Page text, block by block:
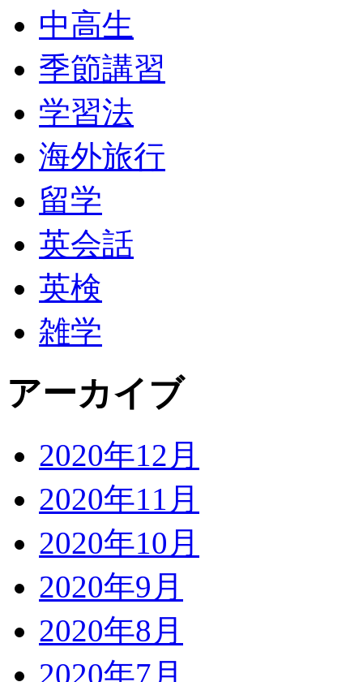
中高生
季節講習
学習法
海外旅行
留学
英会話
英検
雑学
アーカイブ
2020年12月
2020年11月
2020年10月
2020年9月
2020年8月
2020年7月